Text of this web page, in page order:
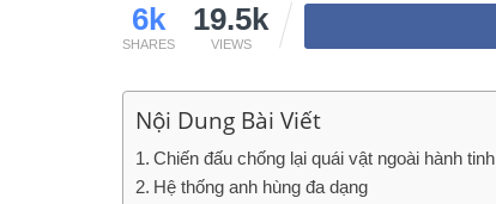
6k
SHARES
19.5k
VIEWS
Nội Dung Bài Viết
Chiến đấu chống lại quái vật ngoài hành tinh
Hệ thống anh hùng đa dạng